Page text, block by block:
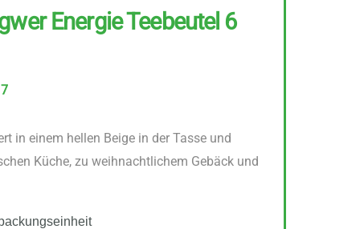
Energie Teebeutel 6
in einem hellen Beige in der Tasse und
Küche, zu weihnachtlichem Gebäck und